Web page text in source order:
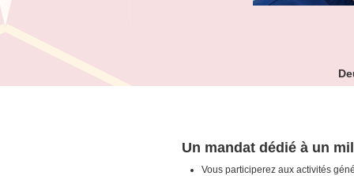
Un mandat dédié à un
Vous participerez aux activités